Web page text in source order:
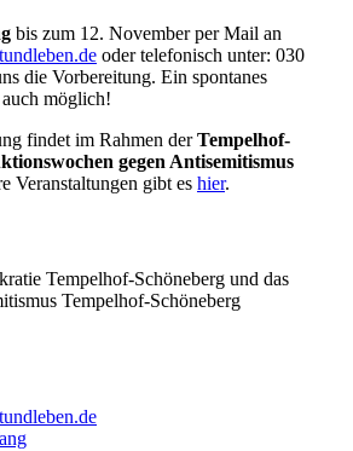
bis zum 12. November per Mail an
oder telefonisch unter: 030
die Vorbereitung. Ein spontanes
möglich!
findet im Rahmen derTempelhof-
gegen Antisemitismus
Veranstaltungen gibt es hier.
Tempelhof-Schöneberg und das
Tempelhof-Schöneberg